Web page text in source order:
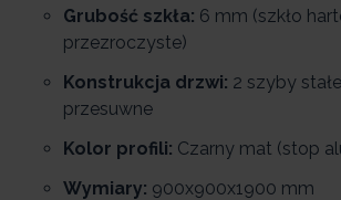
Grubość szkła: 6 mm (szkło
przezroczyste)
Konstrukcja drzwi: 2 szyby
przesuwne
Kolor profili: Czarny mat (stop
Wymiary: 900x900x1900 mm